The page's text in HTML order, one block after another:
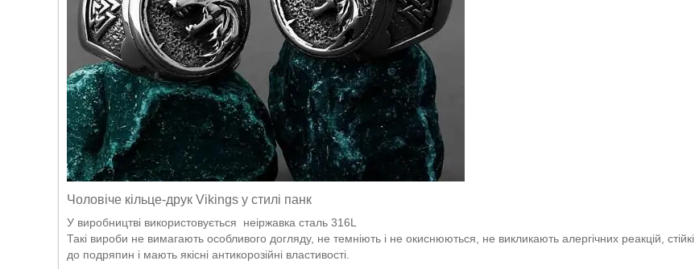
Чоловіче кільце-друк Vikings у стилі панк
У виробництві використовується неіржавка сталь 316L
Такі вироби не вимагають особливого догляду, не темніють і не окиснюються, не викликають алергічних реакцій, стійкі
до подряпин і мають якісні антикорозійні властивості.